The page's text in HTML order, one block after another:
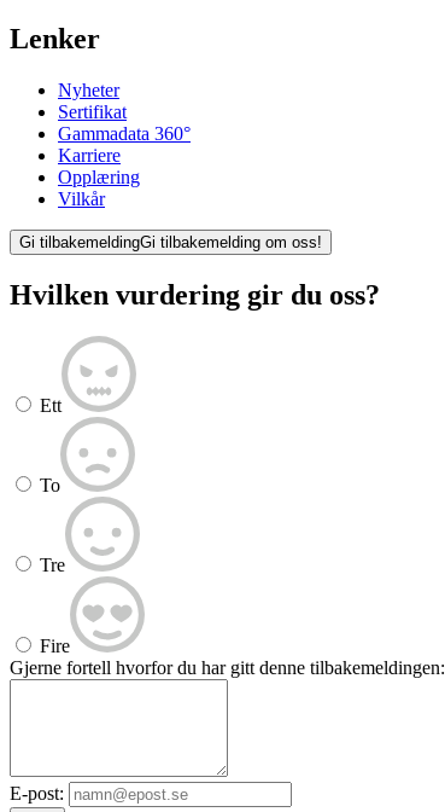
Lenker
Nyheter
Sertifikat
Gammadata 360°
Karriere
Opplæring
Vilkår
Gi tilbakemeldingGi tilbakemelding om oss!
Hvilken vurdering gir du oss?
Ett
To
Tre
Fire
Gjerne fortell hvorfor du har gitt denne tilbakemeldingen:
E-post: